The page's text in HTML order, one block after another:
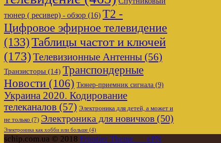
тюнер ( ресивер) - обзор (16) Т2 -
Цифровое эфирное телевидение
(133)Таблицы частот и ключей
(173)Телевизионные Антенны (56)
Транзисторы (14) Транспондерные
Новости (106) Тюнер-приемник сигнала (9)
Украина 2020. Кодирование
телеканалов (57) Электроника для детей, а может и
не только (7) Электроника для новичков (50)
Электроника как хобби или больше (4)
schip.com.ua © 2018 Frontier Theme___ePN